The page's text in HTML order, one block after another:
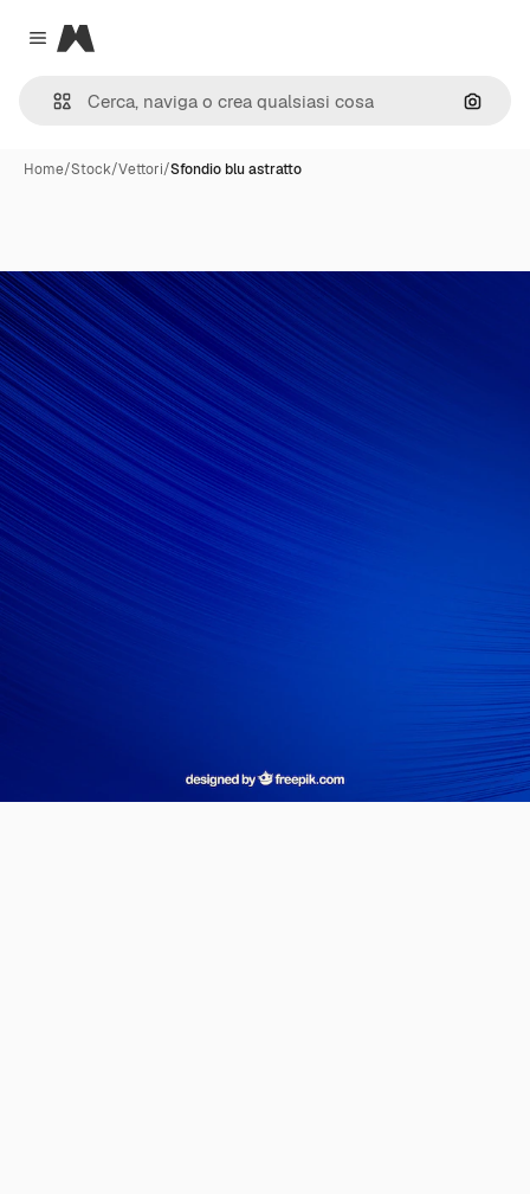
Close menu
Magnific
Cerca
Home/Stock/Vettori/Sfondio blu astratto